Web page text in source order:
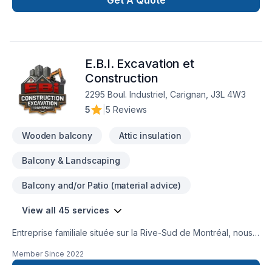
E.B.I. Excavation et
Construction
2295 Boul. Industriel, Carignan, J3L 4W3
5
5 Reviews
Wooden balcony Attic insulation
Balcony & Landscaping
Balcony and/or Patio (material advice)
View all 45 services
Entreprise familiale située sur la Rive-Sud de Montréal, nous
genres. De la fondation à la toiture en passant par le
Member Since 2022